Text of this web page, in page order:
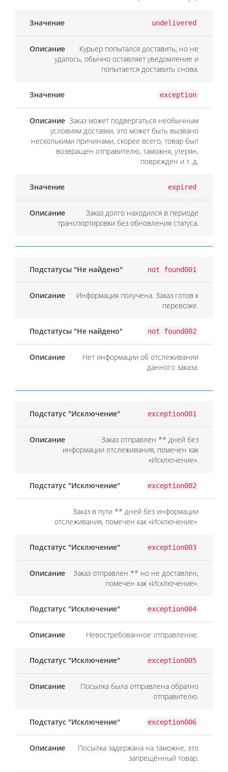
undelivered
Курьер попытался доставить, но не
удалось, обычно оставляет уведомление и
попытается доставить снова.
exception
Заказ может подвергаться необычным
условиям доставки, это может быть вызвано
несколькими причинами, скорее всего, товар был
возвращен отправителю, таможня, утерян,
поврежден и т. д.
expired
Заказ долго находился в периоде
транспортировки без обновления статуса.
not found001
Информация получена. Заказ готов к
перевозке.
not found002
Нет информации об отслеживании
данного заказа.
exception001
Заказ отправлен ** дней без
информации отслеживания, помечен как
«Исключение».
exception002
Заказ в пути ** дней без информации
отслеживания, помечен как «Исключение».
exception003
Заказ отправлен ** но не доставлен,
помечен как «Исключение».
exception004
Невостребованное отправление.
exception005
Посылка была отправлена обратно
отправителю.
exception006
Посылка задержана на таможне, это
запрещённый товар.